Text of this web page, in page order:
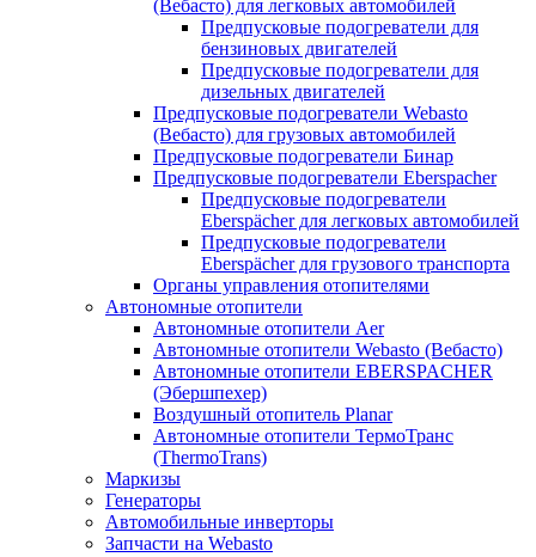
(Вебасто) для легковых автомобилей
Предпусковые подогреватели для
бензиновых двигателей
Предпусковые подогреватели для
дизельных двигателей
Предпусковые подогреватели Webasto
(Вебасто) для грузовых автомобилей
Предпусковые подогреватели Бинар
Предпусковые подогреватели Eberspacher
Предпусковые подогреватели
Eberspächer для легковых автомобилей
Предпусковые подогреватели
Eberspächer для грузового транспорта
Органы управления отопителями
Автономные отопители
Автономные отопители Аer
Автономные отопители Webasto (Вебасто)
Автономные отопители EBERSPACHER
(Эбершпехер)
Воздушный отопитель Planar
Автономные отопители ТермоТранс
(ThermoTrans)
Маркизы
Генераторы
Автомобильные инверторы
Запчасти на Webasto